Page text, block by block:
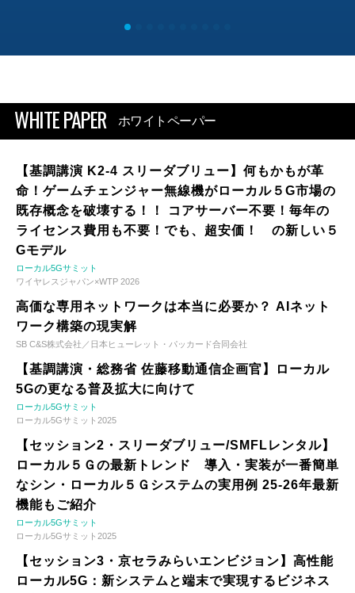
WHITE PAPER ホワイトペーパー
【基調講演 K2-4 スリーダブリュー】何もかもが革
命！ゲームチェンジャー無線機がローカル５G市場の
既存概念を破壊する！！ コアサーバー不要！毎年の
ライセンス費用も不要！でも、超安価！ の新しい５
Gモデル
ローカル5Gサミット
ワイヤレスジャパン×WTP 2026
高価な専用ネットワークは本当に必要か？ AIネット
ワーク構築の現実解
SB C&S株式会社／日本ヒューレット・パッカード合同会社
【基調講演・総務省 佐藤移動通信企画官】ローカル
5Gの更なる普及拡大に向けて
ローカル5Gサミット
ローカル5Gサミット2025
【セッション2・スリーダブリュー/SMFLレンタル】
ローカル５Ｇの最新トレンド 導入・実装が一番簡単
なシン・ローカル５Ｇシステムの実用例 25-26年最新
機能もご紹介
ローカル5Gサミット
ローカル5Gサミット2025
【セッション3・京セラみらいエンビジョン】高性能
ローカル5G：新システムと端末で実現するビジネス